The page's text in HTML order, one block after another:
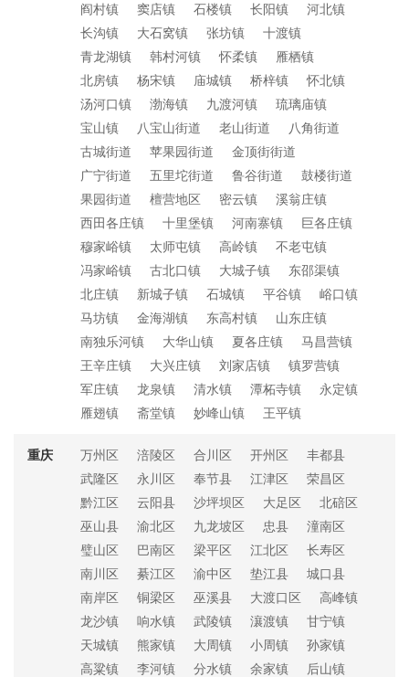
阎村镇
窦店镇 石楼镇 长阳镇
河北镇
长沟镇
大石窝镇 张坊镇
十渡镇
青龙湖镇
韩村河镇 怀柔镇
雁栖镇
北房镇
杨宋镇 庙城镇 桥梓镇
怀北镇
汤河口镇
渤海镇 九渡河镇
琉璃庙镇
宝山镇
八宝山街道 老山街道
八角街道
古城街道
苹果园街道
金顶街街道
广宁街道
五里坨街道 鲁谷街道
鼓楼街道
果园街道
檀营地区 密云镇
溪翁庄镇
西田各庄镇
十里堡镇 河南寨镇
巨各庄镇
穆家峪镇
太师屯镇 高岭镇
不老屯镇
冯家峪镇
古北口镇 大城子镇
东邵渠镇
北庄镇
新城子镇 石城镇 平谷镇
峪口镇
马坊镇
金海湖镇 东高村镇
山东庄镇
南独乐河镇
大华山镇 夏各庄镇
马昌营镇
王辛庄镇
大兴庄镇 刘家店镇
镇罗营镇
军庄镇
龙泉镇 清水镇 潭柘寺镇
永定镇
雁翅镇
斋堂镇 妙峰山镇 王平镇
重庆 万州区 涪陵区 合川区 开州区
丰都县
武隆区
永川区 奉节县 江津区
荣昌区
黔江区
云阳县 沙坪坝区 大足区
北碚区
巫山县
渝北区 九龙坡区 忠县
潼南区
璧山区
巴南区 梁平区 江北区
长寿区
南川区
綦江区 渝中区 垫江县
城口县
南岸区
铜梁区 巫溪县 大渡口区
高峰镇
龙沙镇
响水镇 武陵镇 瀼渡镇
甘宁镇
天城镇
熊家镇 大周镇 小周镇
孙家镇
高粱镇
李河镇 分水镇 余家镇
后山镇